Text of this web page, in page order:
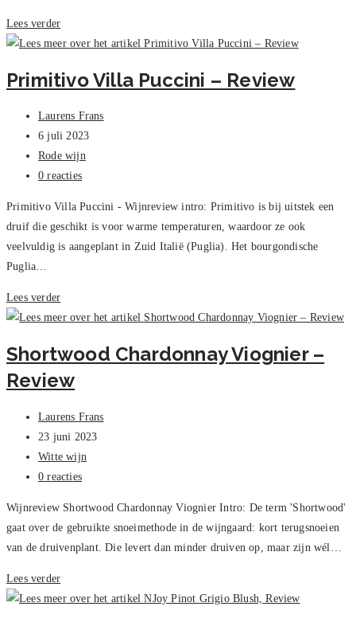
Lees verderPinot
Grigio
Venezie,
–
Review
Primitivo Villa Puccini – Review
Bericht
auteur:
Laurens Frans
Bericht
gepubliceerd
op:
6 juli 2023
Berichtcategorie:
Rode wijn
Bericht
0 reacties
Primitivo Villa Puccini - Wijnreview intro: Primitivo is bij uitstek een
druif die geschikt is voor warme temperaturen, waardoor ze ook
veelvuldig is aangeplant in Zuid Italië (Puglia). Het bourgondische
Puglia…
Lees verderPrimitivo
Villa
–
Review
Shortwood Chardonnay Viognier –
Review
Bericht
auteur:
Laurens Frans
Bericht
gepubliceerd
op:
23 juni 2023
Berichtcategorie:
Witte wijn
Bericht
0 reacties
Wijnreview Shortwood Chardonnay Viognier Intro: De term 'Shortwood'
gaat over de gebruikte snoeimethode in de wijngaard: kort terugsnoeien
van de druivenplant. Die levert dan minder druiven op, maar zijn wél…
Lees verderShortwood
Chardonnay